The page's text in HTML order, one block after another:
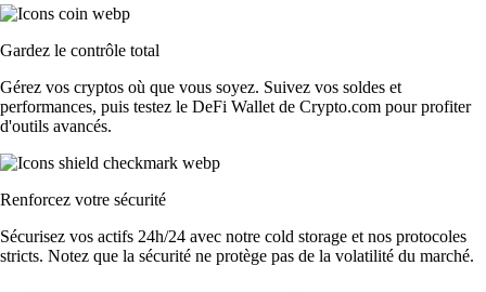
Gardez le contrôle total
Gérez vos cryptos où que vous soyez. Suivez vos soldes et
performances, puis testez le DeFi Wallet de Crypto.com pour profiter
d'outils avancés.
Renforcez votre sécurité
Sécurisez vos actifs 24h/24 avec notre cold storage et nos protocoles
stricts. Notez que la sécurité ne protège pas de la volatilité du marché.